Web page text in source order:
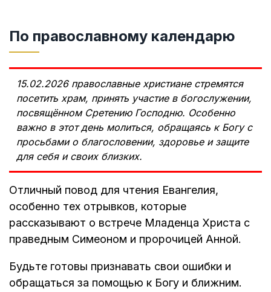
По православному календарю
15.02.2026 православные христиане стремятся
посетить храм, принять участие в богослужении,
посвящённом Сретению Господню. Особенно
важно в этот день молиться, обращаясь к Богу с
просьбами о благословении, здоровье и защите
для себя и своих близких.
Отличный повод для чтения Евангелия,
особенно тех отрывков, которые
рассказывают о встрече Младенца Христа с
праведным Симеоном и пророчицей Анной.
Будьте готовы признавать свои ошибки и
обращаться за помощью к Богу и ближним.